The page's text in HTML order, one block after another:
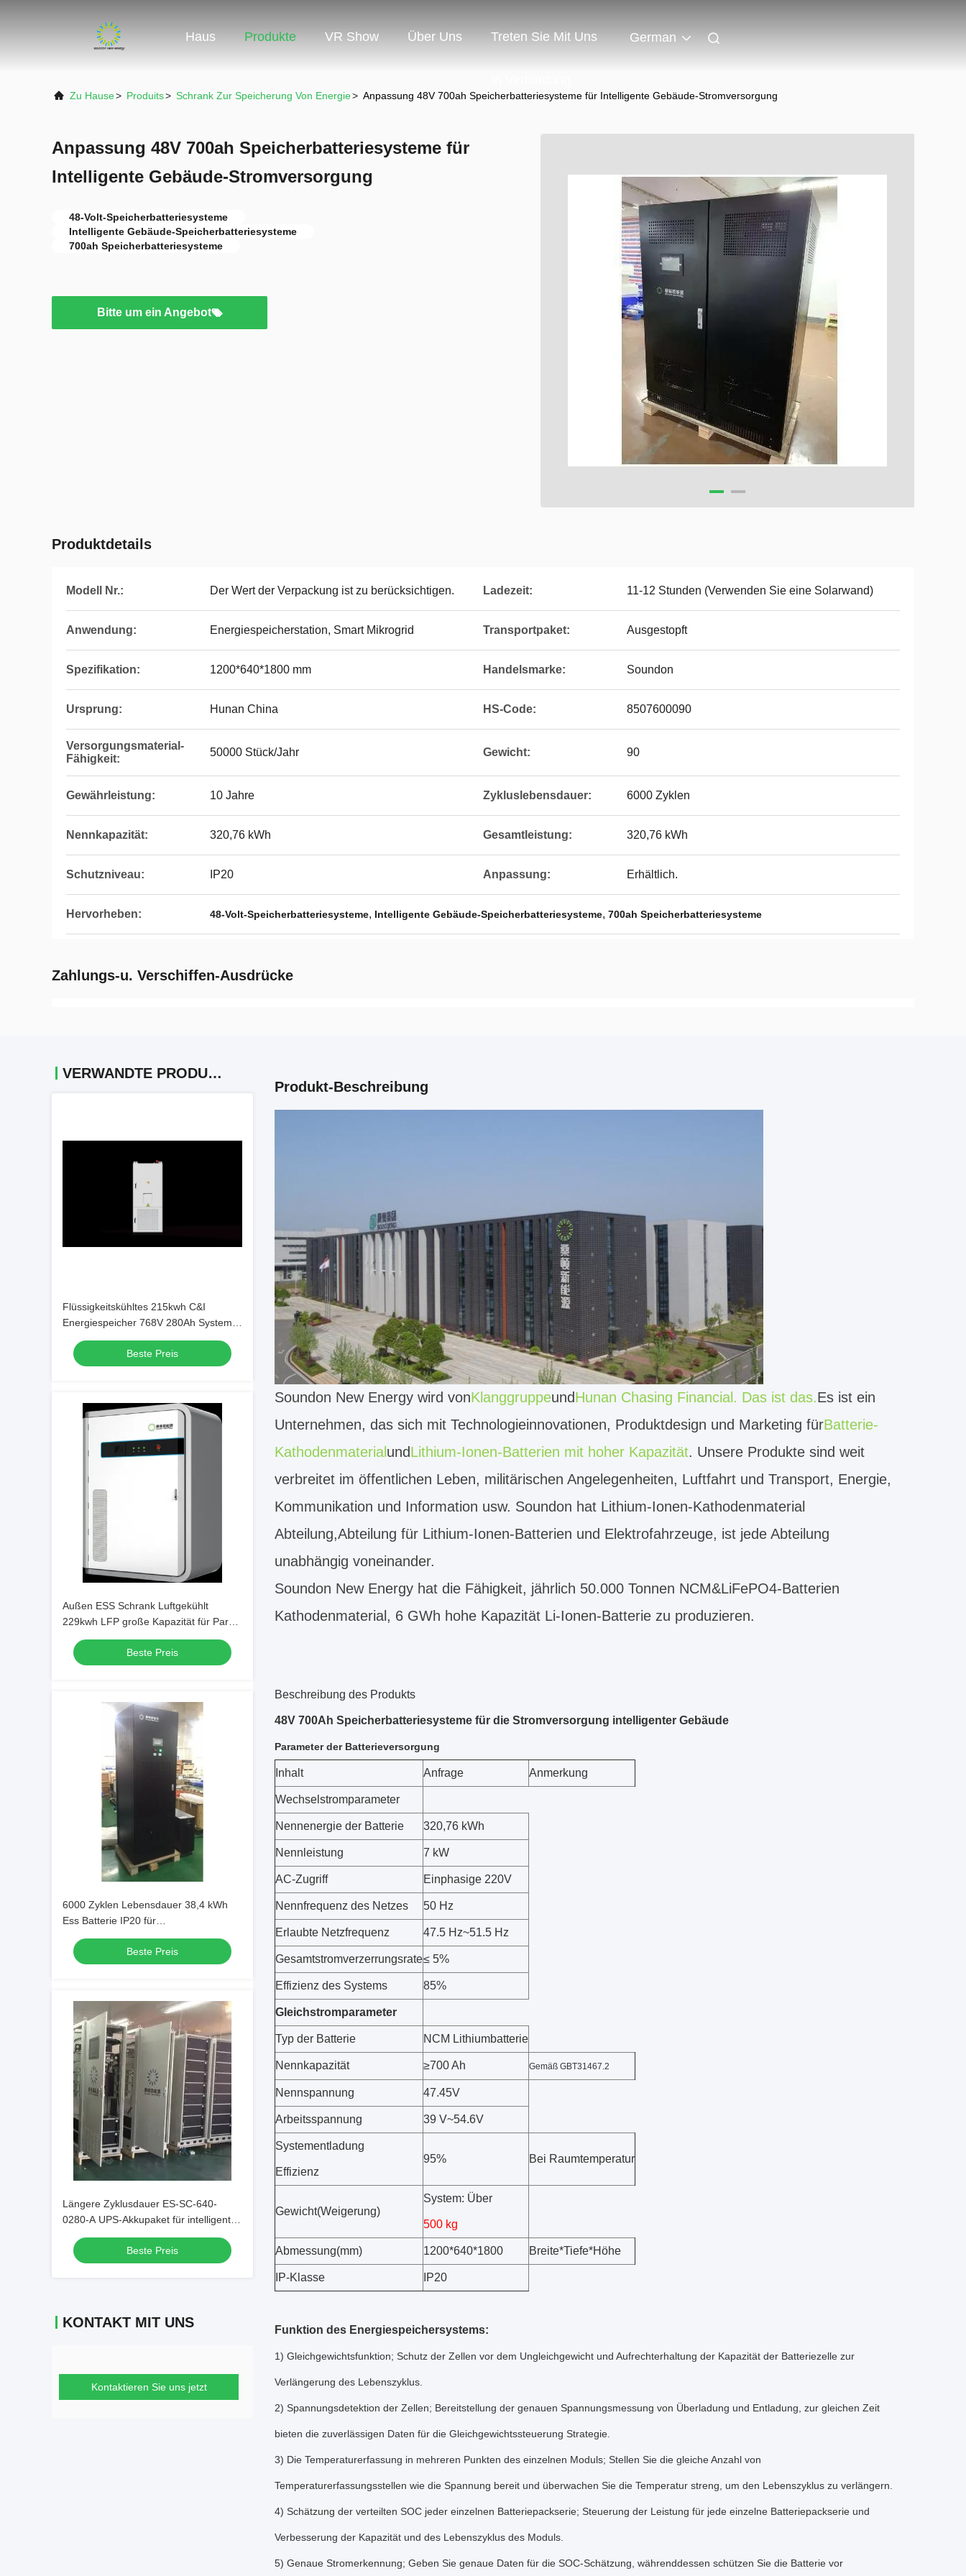
Haus Produkte VR Show Über Uns Treten Sie Mit Uns German
Zu Hause> Produits> Schrank Zur Speicherung Von Energie> Anpassung 48V 700ah Speicherbatteriesysteme für Intelligente Gebäude-Stromversorgung
Anpassung 48V 700ah Speicherbatteriesysteme für
Intelligente Gebäude-Stromversorgung
48-Volt-Speicherbatteriesysteme
Intelligente Gebäude-Speicherbatteriesysteme
700ah Speicherbatteriesysteme
Bitte um ein Angebot
Produktdetails
Modell Nr.: Der Wert der Verpackung ist zu berücksichtigen. Ladezeit: 11-12 Stunden (Verwenden Sie eine Solarwand)
Anwendung: Energiespeicherstation, Smart Mikrogrid Transportpaket: Ausgestopft
Spezifikation: 1200*640*1800 mm Handelsmarke: Soundon
Ursprung: Hunan China HS-Code: 8507600090
Versorgungsmaterial-
Fähigkeit:
50000 Stück/Jahr Gewicht: 90
Gewährleistung: 10 Jahre Zykluslebensdauer: 6000 Zyklen
Nennkapazität: 320,76 kWh Gesamtleistung: 320,76 kWh
Schutzniveau: IP20 Anpassung: Erhältlich.
Hervorheben: 48-Volt-Speicherbatteriesysteme, Intelligente Gebäude-Speicherbatteriesysteme, 700ah Speicherbatteriesysteme
Zahlungs-u. Verschiffen-Ausdrücke
VERWANDTE PRODUKTE
Flüssigkeitskühltes 215kwh C&I
Energiespeicher 768V 280Ah System
für Solar-PV
Beste Preis
Außen ESS Schrank Luftgekühlt
229kwh LFP große Kapazität für Park
Energie speichern und Back-up-
StromversorgungBeste Preis
6000 Zyklen Lebensdauer 38,4 kWh
Ess Batterie IP20 für
Notstromversorgung
Beste Preis
Längere Zyklusdauer ES-SC-640-
0280-A UPS-Akkupaket für intelligente
Gebäudeversorgung
Beste Preis
KONTAKT MIT UNS
Kontaktieren Sie uns jetzt
Produkt-Beschreibung
Soundon New Energy wird vonKlanggruppeundHunan Chasing Financial. Das ist das.Es ist ein
Unternehmen, das sich mit Technologieinnovationen, Produktdesign und Marketing fürBatterie-
Kathodenmaterial undLithium-Ionen-Batterien mit hoher Kapazität. Unsere Produkte sind weit
verbreitet im öffentlichen Leben, militärischen Angelegenheiten, Luftfahrt und Transport, Energie,
Kommunikation und Information usw. Soundon hat Lithium-Ionen-Kathodenmaterial
Abteilung,Abteilung für Lithium-Ionen-Batterien und Elektrofahrzeuge, ist jede Abteilung
unabhängig voneinander.
Soundon New Energy hat die Fähigkeit, jährlich 50.000 Tonnen NCM&LiFePO4-Batterien
Kathodenmaterial, 6 GWh hohe Kapazität Li-Ionen-Batterie zu produzieren.
Beschreibung des Produkts
48V 700Ah Speicherbatteriesysteme für die Stromversorgung intelligenter Gebäude
Parameter der Batterieversorgung
Inhalt Anfrage Anmerkung
Wechselstromparameter
Nennenergie der Batterie 320,76 kWh
Nennleistung 7 kW
AC-Zugriff Einphasige 220V
Nennfrequenz des Netzes 50 Hz
Erlaubte Netzfrequenz 47.5 Hz~51.5 Hz
Gesamtstromverzerrungsrate≤ 5%
Effizienz des Systems 85%
Gleichstromparameter
Typ der Batterie NCM Lithiumbatterie
Nennkapazität ≥700 Ah Gemäß GBT31467.2
Nennspannung 47.45V
Arbeitsspannung 39 V~54.6V
Systementladung
Effizienz
95% Bei Raumtemperatur
Gewicht(Weigerung)
System: Über
500 kg
Abmessung(mm) 1200*640*1800 Breite*Tiefe*Höhe
IP-Klasse IP20
Funktion des Energiespeichersystems:
1) Gleichgewichtsfunktion; Schutz der Zellen vor dem Ungleichgewicht und Aufrechterhaltung der Kapazität der Batteriezelle zur
Verlängerung des Lebenszyklus.
2) Spannungsdetektion der Zellen; Bereitstellung der genauen Spannungsmessung von Überladung und Entladung, zur gleichen Zeit
bieten die zuverlässigen Daten für die Gleichgewichtssteuerung Strategie.
3) Die Temperaturerfassung in mehreren Punkten des einzelnen Moduls; Stellen Sie die gleiche Anzahl von
Temperaturerfassungsstellen wie die Spannung bereit und überwachen Sie die Temperatur streng, um den Lebenszyklus zu verlängern.
4) Schätzung der verteilten SOC jeder einzelnen Batteriepackserie; Steuerung der Leistung für jede einzelne Batteriepackserie und
Verbesserung der Kapazität und des Lebenszyklus des Moduls.
5) Genaue Stromerkennung; Geben Sie genaue Daten für die SOC-Schätzung, währenddessen schützen Sie die Batterie vor